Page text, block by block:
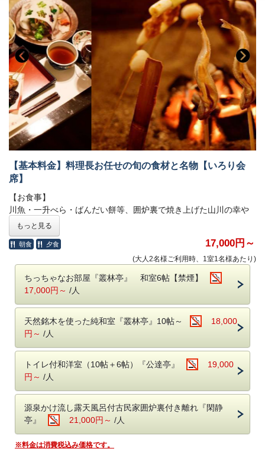
【基本料金】料理長お任せの旬の食材と名物【いろり会
席】
【お食事】
川魚・一升べら・ばんだい餅等、囲炉裏で焼き上げた山川の幸や
郷土食をお召し上がりいただけます。料理長お勧めの旬の素材を
盛り込んだ囲炉裏会席です。
串焼、鍋物、刺身、煮物、デザート、他
※季節や仕入状況により変更する可能性がございます。
※2026年1月1日以降のご予約につきまして、いかなる理由（食物
アレルギー、苦手、妊娠中、宗教上など）の場合も、食材の変更
および除去はできかねます。
12月31日～1月2日は別注料理（岩魚の骨酒を含む）のご注文はお
受けいたしかねます。
※お部屋食は行っておりません。すべてのお客様にお食事処にお
越しいただく形となります。
●ご朝食●
○和食膳
もっと見る
朝食 夕食 17,000円～
(大人2名様ご利用時、1室1名様あたり)
ちっちゃなお部屋『叢林亭』 和室6帖【禁煙】
17,000円～ /人
天然銘木を使った純和室『叢林亭』10帖～
18,000
円～ /人
トイレ付和洋室（10帖＋6帖）『公達亭』
19,000
円～ /人
源泉かけ流し露天風呂付古民家囲炉裏付き離れ『閑静
亭』
21,000円～ /人
※料金は消費税込み価格です。